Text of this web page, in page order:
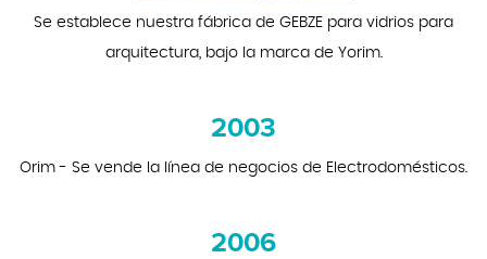
Se establece nuestra fábrica de GEBZE para vidrios para
arquitectura, bajo la marca de Yorim.
2003
Orim - Se vende la línea de negocios de Electrodomésticos.
2006